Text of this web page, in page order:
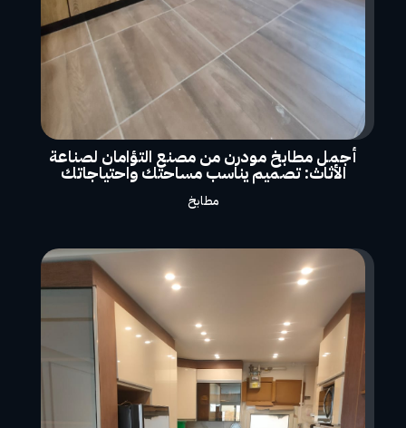
أجمل مطابخ مودرن من مصنع التؤامان لصناعة
الأثاث: تصميم يناسب مساحتك واحتياجاتك
مطابخ